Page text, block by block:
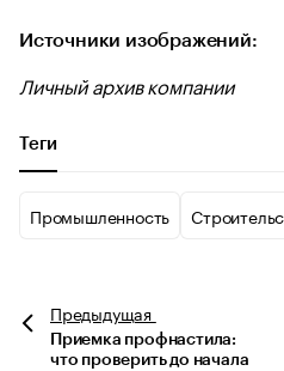
Источники изображений:
Личный архив компании
Теги
Промышленность
Предыдущая
Приемка профнастила:
что проверить до начала